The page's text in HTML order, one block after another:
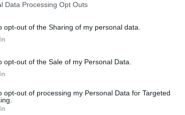
Data Processing Opt Outs
opt-out of the Sharing of my personal data.
opt-out of the Sale of my Personal Data.
opt-out of processing my Personal Data for Targeted
in actie
Spoorwegen (NS) van zich
treinen omgebouwd tot mobiele
in te spelen op de groeiende vraag naar
crisis. Door gebruik te maken van onze
waardevolle bijdrage aan de
en aanpasbaar de Nederlandse